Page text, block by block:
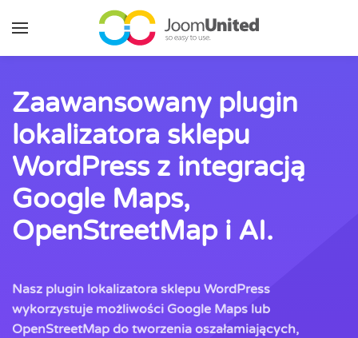
Przejdź do głównej zawartości
Zaawansowany plugin
lokalizatora sklepu
WordPress z integracją
Google Maps,
OpenStreetMap i AI.
Nasz plugin lokalizatora sklepu WordPress
wykorzystuje możliwości Google Maps lub
OpenStreetMap do tworzenia oszałamiających,